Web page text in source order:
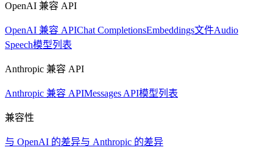
OpenAI 兼容 API
OpenAI 兼容 APIChat CompletionsEmbeddings文件Audio
Speech模型列表
Anthropic 兼容 API
Anthropic 兼容 APIMessages API模型列表
兼容性
与 OpenAI 的差异与 Anthropic 的差异